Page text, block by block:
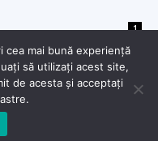
1
cea mai bună experiență
să utilizați acest site,
de acesta și acceptați